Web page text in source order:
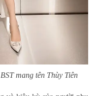
mang tên Thùy Tiên